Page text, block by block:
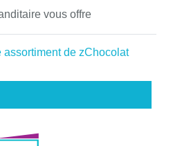
vous offre
assortiment de zChocolat